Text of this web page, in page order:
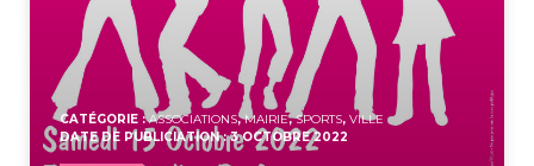
CATÉGORIE :ASSOCIATIONS,MAIRIE,SPORTS, VILLE
DATE DE PUBLICIATION : 3 OCTOBRE 2022